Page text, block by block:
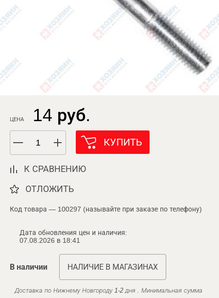
ЦЕНА 14 руб.
КУПИТЬ
К СРАВНЕНИЮ
ОТЛОЖИТЬ
Код товара — 100297 (называйте при заказе по телефону)
Дата обновления цен и наличия:
07.08.2026 в 18:41
В наличии НАЛИЧИЕ В МАГАЗИНАХ
Доставка по Нижнему Новгороду 1-2 дня . Минимальная сумма